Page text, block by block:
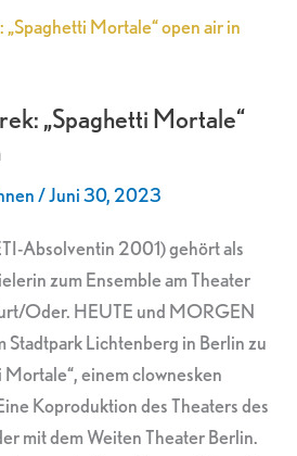
„Spaghetti Mortale“
/Juni 30, 2023
Absolventin 2001) gehört als
zum Ensemble am Theater
Oder. HEUTE und MORGEN
Stadtpark Lichtenberg in Berlin zu
einem clownesken
Koproduktion des Theaters des
mit dem Weiten Theater Berlin.